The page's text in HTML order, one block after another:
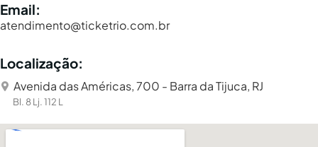
Email:
atendimento@ticketrio.com.br
Localização:
Avenida das Américas, 700 - Barra da Tijuca, RJ
Bl. 8 Lj. 112 L